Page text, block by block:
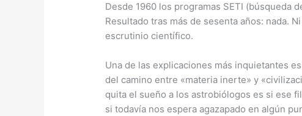
Desde 1960 los programas SETI (búsqueda
Resultado tras más de sesenta años: nada.
escrutinio científico.
Una de las explicaciones más inquietantes
del camino entre «materia inerte» y
quita el sueño a los astrobiólogos es si ese
si todavía nos espera agazapado en algún